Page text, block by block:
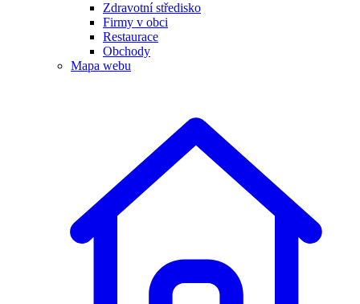
Zdravotní středisko
Firmy v obci
Restaurace
Obchody
Mapa webu